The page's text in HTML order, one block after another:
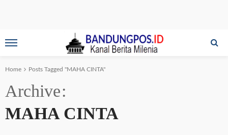
Home Posts Tagged "MAHA CINTA"
Archive
MAHA CINTA